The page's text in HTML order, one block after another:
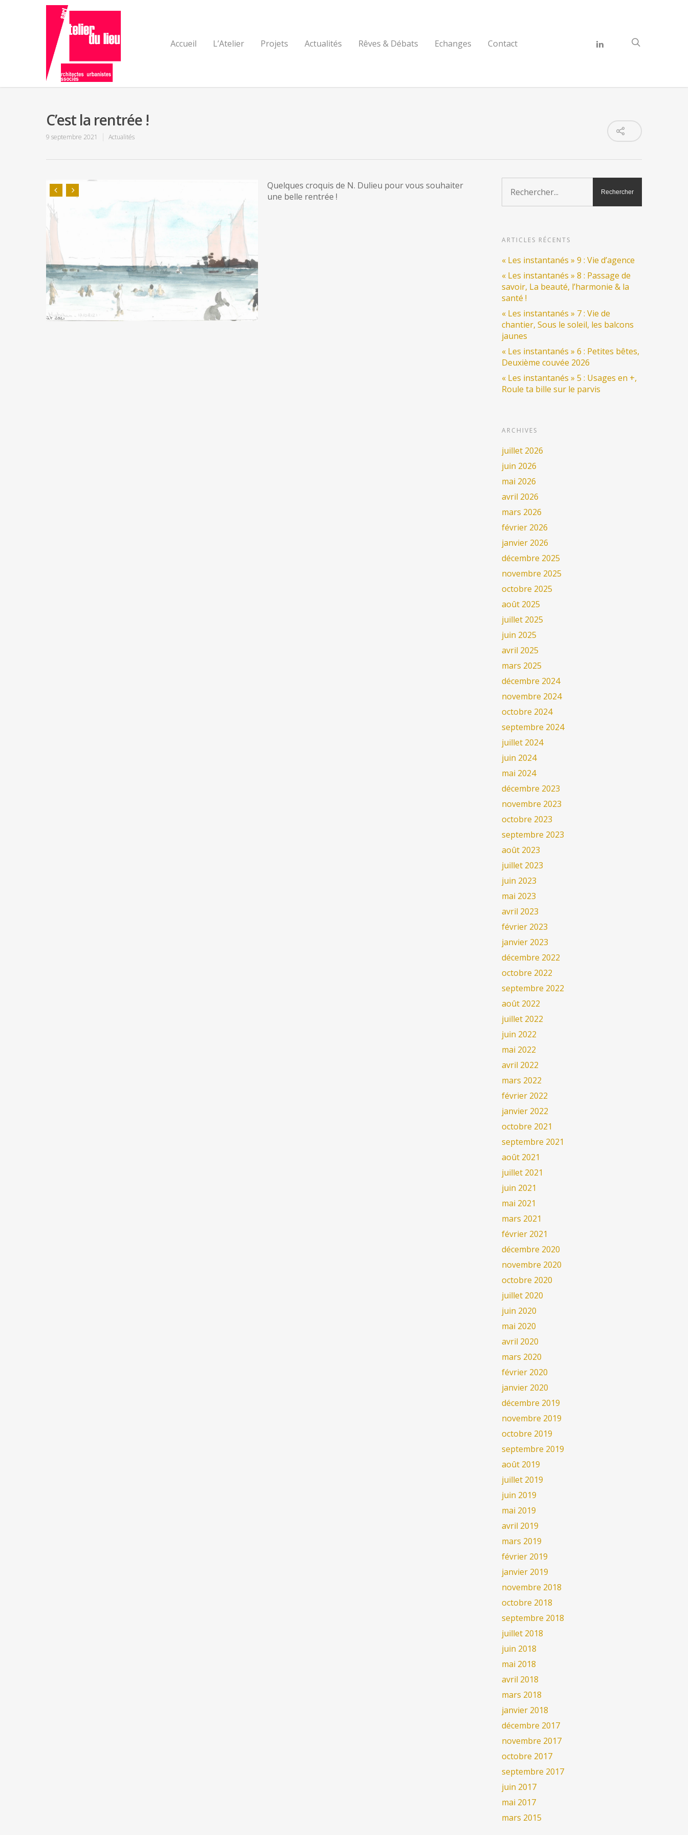
Accueil L’Atelier Projets Actualités Rêves & Débats Echanges Contact
C’est la rentrée !
9 septembre 2021 Actualités
Quelques croquis de N. Dulieu pour vous souhaiter
une belle rentrée !
ARTICLES RÉCENTS
« Les instantanés » 9 : Vie d’agence
« Les instantanés » 8 : Passage de
savoir, La beauté, l’harmonie & la
santé !
« Les instantanés » 7 : Vie de
chantier, Sous le soleil, les balcons
jaunes
« Les instantanés » 6 : Petites bêtes,
Deuxième couvée 2026
« Les instantanés » 5 : Usages en +,
Roule ta bille sur le parvis
ARCHIVES
juillet 2026
juin 2026
mai 2026
avril 2026
mars 2026
février 2026
janvier 2026
décembre 2025
novembre 2025
octobre 2025
août 2025
juillet 2025
juin 2025
avril 2025
mars 2025
décembre 2024
novembre 2024
octobre 2024
septembre 2024
juillet 2024
juin 2024
mai 2024
décembre 2023
novembre 2023
octobre 2023
septembre 2023
août 2023
juillet 2023
juin 2023
mai 2023
avril 2023
février 2023
janvier 2023
décembre 2022
octobre 2022
septembre 2022
août 2022
juillet 2022
juin 2022
mai 2022
avril 2022
mars 2022
février 2022
janvier 2022
octobre 2021
septembre 2021
août 2021
juillet 2021
juin 2021
mai 2021
mars 2021
février 2021
décembre 2020
novembre 2020
octobre 2020
juillet 2020
juin 2020
mai 2020
avril 2020
mars 2020
février 2020
janvier 2020
décembre 2019
novembre 2019
octobre 2019
septembre 2019
août 2019
juillet 2019
juin 2019
mai 2019
avril 2019
mars 2019
février 2019
janvier 2019
novembre 2018
octobre 2018
septembre 2018
juillet 2018
juin 2018
mai 2018
avril 2018
mars 2018
janvier 2018
décembre 2017
novembre 2017
octobre 2017
septembre 2017
juin 2017
mai 2017
mars 2015